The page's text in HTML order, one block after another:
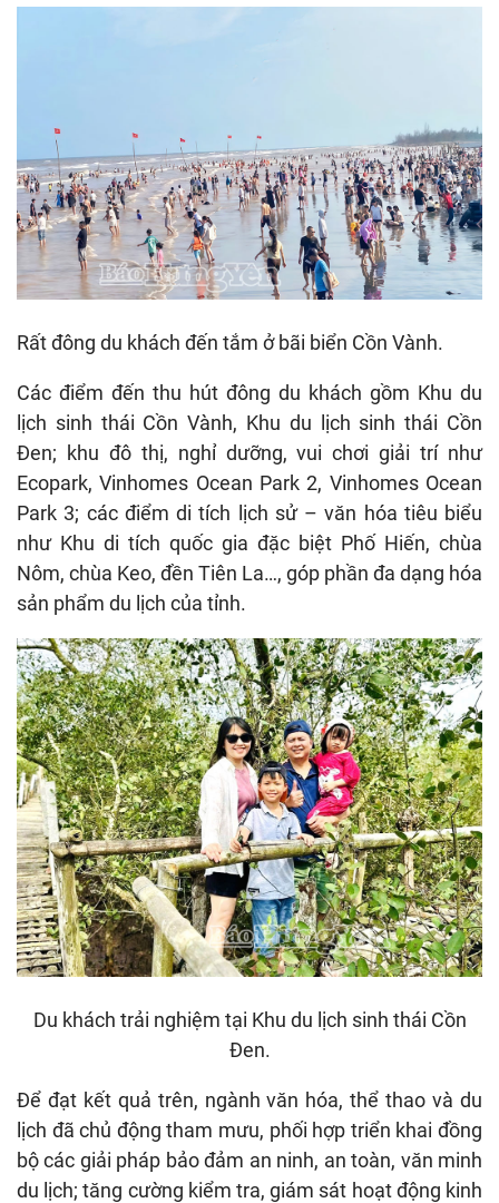
Rất đông du khách đến tắm ở bãi biển Cồn Vành.
Các điểm đến thu hút đông du khách gồm Khu du
lịch sinh thái Cồn Vành, Khu du lịch sinh thái Cồn
Đen; khu đô thị, nghỉ dưỡng, vui chơi giải trí như
Ecopark, Vinhomes Ocean Park 2, Vinhomes Ocean
Park 3; các điểm di tích lịch sử – văn hóa tiêu biểu
như Khu di tích quốc gia đặc biệt Phố Hiến, chùa
Nôm, chùa Keo, đền Tiên La…, góp phần đa dạng hóa
sản phẩm du lịch của tỉnh.
Du khách trải nghiệm tại Khu du lịch sinh thái Cồn
Đen.
Để đạt kết quả trên, ngành văn hóa, thể thao và du
lịch đã chủ động tham mưu, phối hợp triển khai đồng
bộ các giải pháp bảo đảm an ninh, an toàn, văn minh
du lịch; tăng cường kiểm tra, giám sát hoạt động kinh